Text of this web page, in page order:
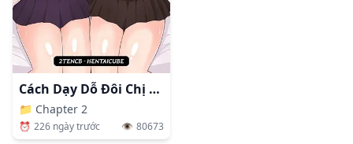
Cách Dạy Dỗ Đôi Chị Em Ngực Khủng
📁 Chapter 2
⏰ 226 ngày trước 👁️ 80673